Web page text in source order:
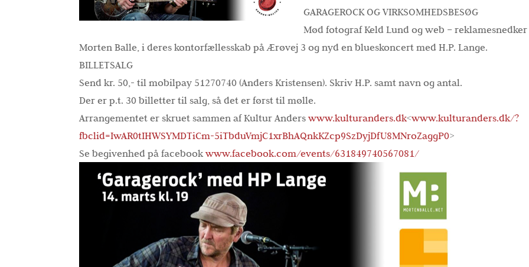
GARAGEROCK OG VIRKSOMHEDSBESØG
Mød fotograf Keld Lund og web – reklamesnedker
Morten Balle, i deres kontorfællesskab på Ærøvej 3 og nyd en blueskoncert med H.P. Lange.
BILLETSALG
Send kr. 50,- til mobilpay 51270740 (Anders Kristensen). Skriv H.P. samt navn og antal.
Der er p.t. 30 billetter til salg, så det er først til mølle.
Arrangementet er skruet sammen af Kultur Anderswww.kulturanders.dk<www.kulturanders.dk/?
fbclid=IwAR0tIHWSYMDTiCm-5iTbduVmjC1xrBhAQnkKZcp9SzDyjDfU8MNroZaggP0>
Se begivenhed på facebookwww.facebook.com/events/631849740567081/